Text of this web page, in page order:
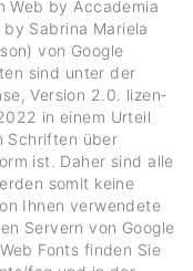
Web by Acca­demia
Sabrina Mariela
von Google
sind unter der
Version 2.0. lizen­
in einem Urteil
Schriften über
ist. Daher sind alle
somit keine
Ihnen verwen­dete
Servern von Google
Fonts finden Sie